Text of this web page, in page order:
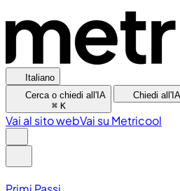
Italiano
Cerca o chiedi all'IA
⌘ K
Chiedi all'IA
Vai al sito webVai su Metricool